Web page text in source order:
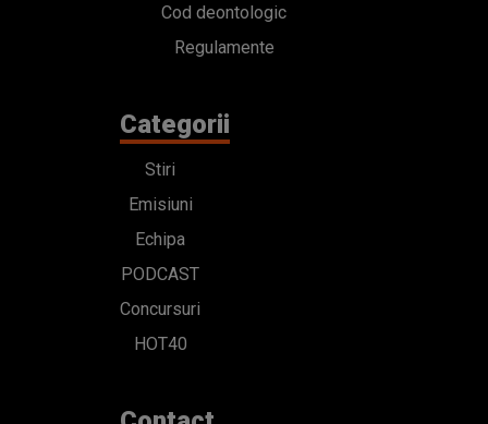
Cod deontologic
Regulamente
Categorii
Stiri
Emisiuni
Echipa
PODCAST
Concursuri
HOT40